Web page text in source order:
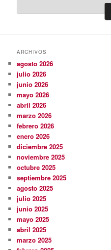
ARCHIVOS
agosto 2026
julio 2026
junio 2026
mayo 2026
abril 2026
marzo 2026
febrero 2026
enero 2026
diciembre 2025
noviembre 2025
octubre 2025
septiembre 2025
agosto 2025
julio 2025
junio 2025
mayo 2025
abril 2025
marzo 2025